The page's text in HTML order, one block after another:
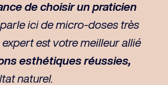
de choisir un praticien
ici de micro-doses très
est votre meilleur allié
esthétiques réussies,
naturel.